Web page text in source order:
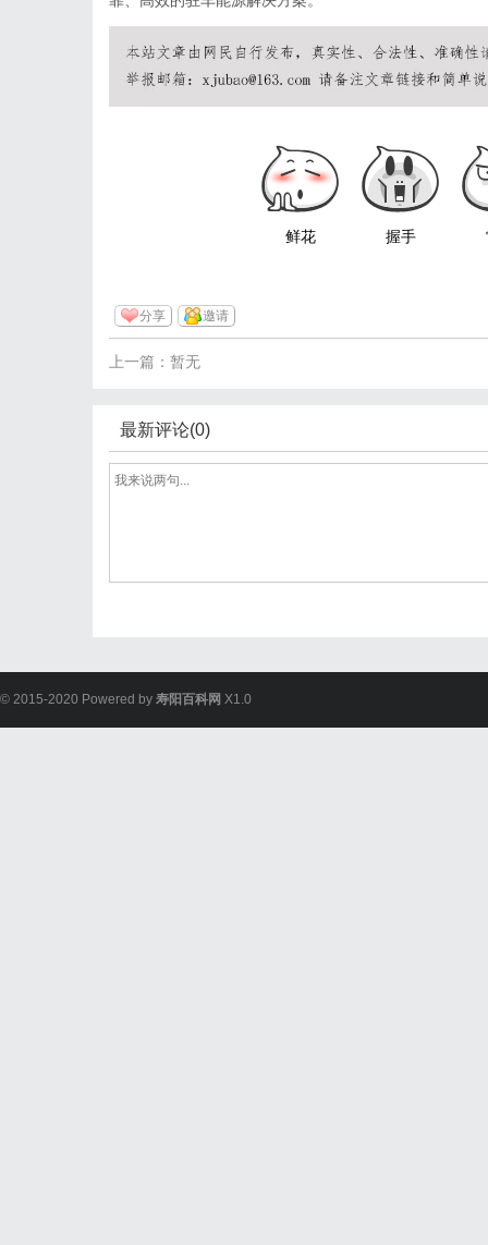
鲜花 握手
分享 邀请
上一篇：暂无
最新评论(0)
© 2015-2020 Powered by 寿阳百科网 X1.0